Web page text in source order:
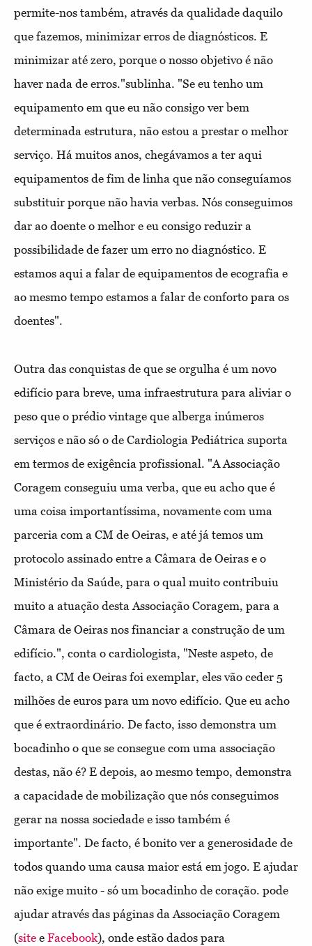
permite-nos também, através da qualidade daquilo
que fazemos, minimizar erros de diagnósticos. E
minimizar até zero, porque o nosso objetivo é não
haver nada de erros."sublinha. "Se eu tenho um
equipamento em que eu não consigo ver bem
determinada estrutura, não estou a prestar o melhor
serviço. Há muitos anos, chegávamos a ter aqui
equipamentos de fim de linha que não conseguíamos
substituir porque não havia verbas. Nós conseguimos
dar ao doente o melhor e eu consigo reduzir a
possibilidade de fazer um erro no diagnóstico. E
estamos aqui a falar de equipamentos de ecografia e
ao mesmo tempo estamos a falar de conforto para os
doentes".
Outra das conquistas de que se orgulha é um novo
edifício para breve, uma infraestrutura para aliviar o
peso que o prédio vintage que alberga inúmeros
serviços e não só o de Cardiologia Pediátrica suporta
em termos de exigência profissional. "A Associação
Coragem conseguiu uma verba, que eu acho que é
uma coisa importantíssima, novamente com uma
parceria com a CM de Oeiras, e até já temos um
protocolo assinado entre a Câmara de Oeiras e o
Ministério da Saúde, para o qual muito contribuiu
muito a atuação desta Associação Coragem, para a
Câmara de Oeiras nos financiar a construção de um
edifício.", conta o cardiologista, "Neste aspeto, de
facto, a CM de Oeiras foi exemplar, eles vão ceder 5
milhões de euros para um novo edifício. Que eu acho
que é extraordinário. De facto, isso demonstra um
bocadinho o que se consegue com uma associação
destas, não é? E depois, ao mesmo tempo, demonstra
a capacidade de mobilização que nós conseguimos
gerar na nossa sociedade e isso também é
importante". De facto, é bonito ver a generosidade de
todos quando uma causa maior está em jogo. E ajudar
não exige muito - só um bocadinho de coração. pode
ajudar através das páginas da Associação Coragem
(site e Facebook), onde estão dados para